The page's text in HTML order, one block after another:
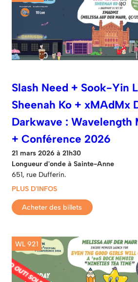
Slash Need + Sook-Yin
Sheenah Ko + xMAdMx
Darkwave : Wavelength
+ Conférence 2026
21 mars 2026 à 21h30
Longueur d'onde à Sainte-Anne
651, rue Dufferin.
PLUS D'INFOS
Acheter des billets
WL 921